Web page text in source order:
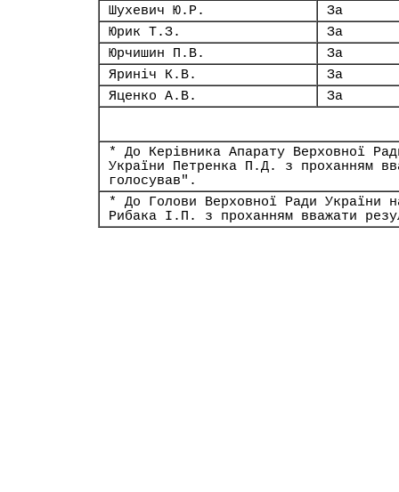
Шухевич Ю.Р.
За
Юрик Т.З.
За
Юрчишин П.В.
За
Яриніч К.В.
За
Яценко А.В.
За
* До Керівника Апарату Верховної
України Петренка П.Д. з проханням
голосував".
* До Голови Верховної Ради України
Рибака І.П. з проханням вважати